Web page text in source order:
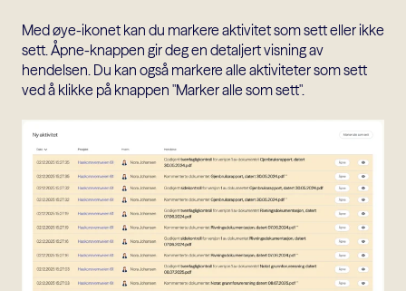
Med øye-ikonet kan du markere aktivitet som sett eller ikke
sett. Åpne-knappen gir deg en detaljert visning av
hendelsen. Du kan også markere alle aktiviteter som sett
ved å klikke på knappen "Marker alle som sett".